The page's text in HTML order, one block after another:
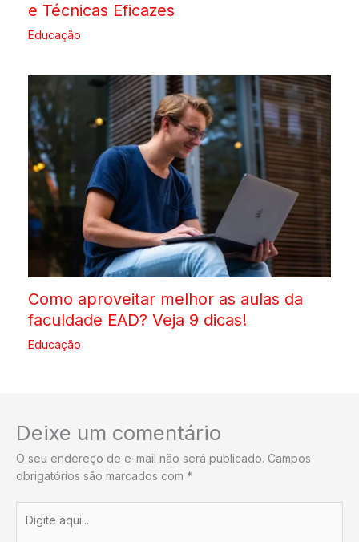
e Técnicas Eficazes
Educação
Como aproveitar melhor as aulas da
faculdade EAD? Veja 9 dicas!
Educação
Deixe um comentário
O seu endereço de e-mail não será publicado. Campos
obrigatórios são marcados com *
aqui...